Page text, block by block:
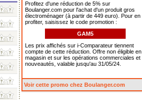
Profitez d'une réduction de 5% sur
Boulanger.com pour l'achat d'un produit gros
électroménager (à partir de 449 euro). Pour en
profiter, saisissez le code promotion :
GAM5
Les prix affichés sur i-Comparateur tiennent
compte de cette réduction. Offre non éligible en
magasin et sur les opérations commerciales et
nouveautés, valable jusqu'au 31/05/24.
Voir cette promo chez Boulanger.com